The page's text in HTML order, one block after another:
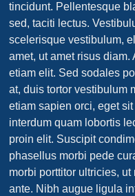
tincidunt. Pellentesque
sed, taciti lectus.
scelerisque vestibulum,
amet, ut amet risus
etiam elit. Sed sodales
at, duis tortor vestibulum
etiam sapien orci, eget
interdum quam lobortis
proin elit. Suscipit
phasellus morbi pede
morbi porttitor ultricies,
ante. Nibh augue ligula